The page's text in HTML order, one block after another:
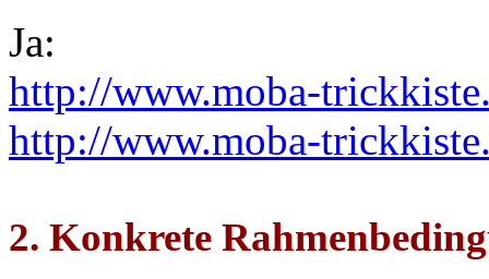
Ja:
http://www.moba-
http://www.moba-
2. Konkrete